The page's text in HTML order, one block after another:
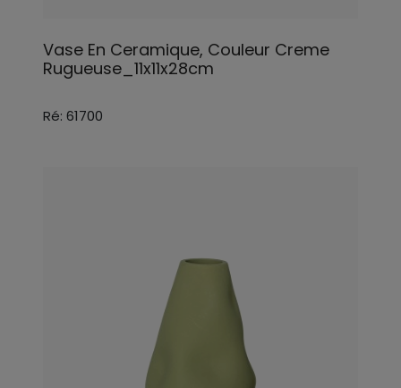
Vase En Ceramique, Couleur Creme
Rugueuse_11x11x28cm
Ré: 61700